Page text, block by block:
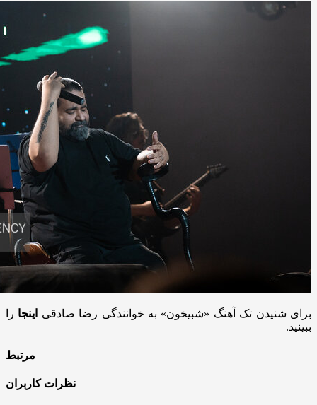
برای شنیدن تک آهنگ «شبیخون» به خوانندگی رضا صادقی اینجا را
ببینید.
مرتبط
نظرات کاربران